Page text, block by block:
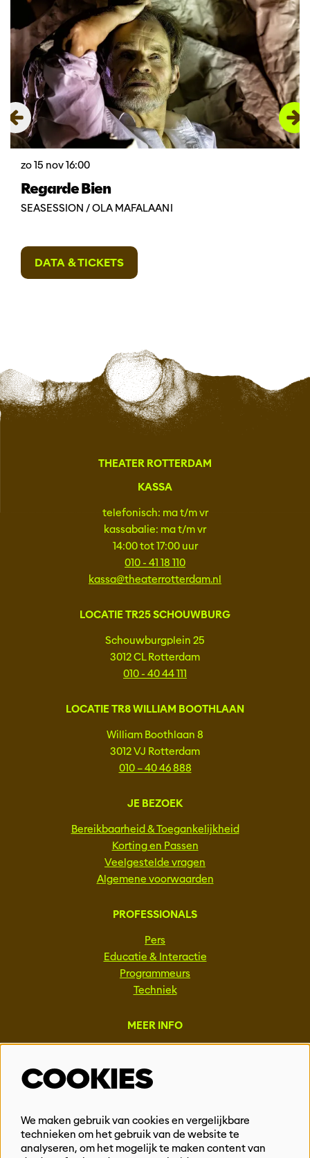
Regarde Bien
SEASESSION / OLA MAFALAANI
zo 15 nov16:00
DATA & TICKETS
THEATER ROTTERDAM
KASSA
telefonisch: ma t/m vr
kassabalie: ma t/m vr
14:00 tot 17:00 uur
010 - 41 18 110
kassa@theaterrotterdam.nl
LOCATIE TR25 SCHOUWBURG
Schouwburgplein 25
3012 CL Rotterdam
010 - 40 44 111
LOCATIE TR8 WILLIAM BOOTHLAAN
William Boothlaan 8
3012 VJ Rotterdam
010 – 40 46 888
JE BEZOEK
Bereikbaarheid & Toegankelijkheid
Korting en Passen
Veelgestelde vragen
Algemene voorwaarden
PROFESSIONALS
Pers
Educatie & Interactie
Programmeurs
Techniek
MEER INFO
Vacatures
Events & Partnerships
Privacy
COOKIES
We maken gebruik van cookies en vergelijkbare
technieken om het gebruik van de website te
analyseren, om het mogelijk te maken content van